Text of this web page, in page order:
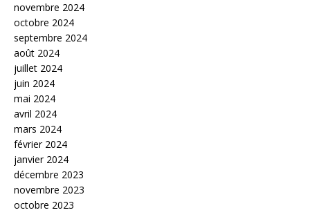
novembre 2024
octobre 2024
septembre 2024
août 2024
juillet 2024
juin 2024
mai 2024
avril 2024
mars 2024
février 2024
janvier 2024
décembre 2023
novembre 2023
octobre 2023